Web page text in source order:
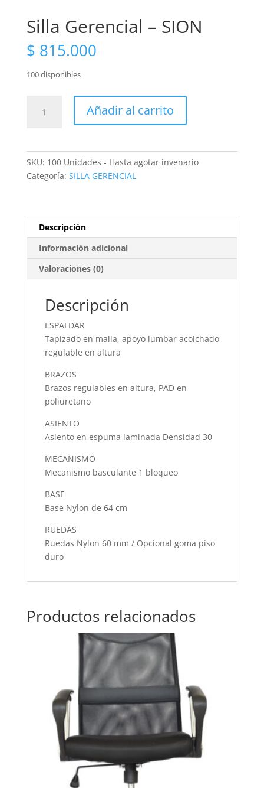
Silla Gerencial – SION
$ 815.000
100 disponibles
Gerencial
Añadir al carrito
SKU: 100 Unidades - Hasta agotar invenario
Categoría: SILLA GERENCIAL
Descripción
Información adicional
Valoraciones (0)
Descripción
ESPALDAR
Tapizado en malla, apoyo lumbar acolchado
regulable en altura
BRAZOS
Brazos regulables en altura, PAD en
poliuretano
ASIENTO
Asiento en espuma laminada Densidad 30
MECANISMO
Mecanismo basculante 1 bloqueo
BASE
Base Nylon de 64 cm
RUEDAS
Ruedas Nylon 60 mm / Opcional goma piso
duro
Productos relacionados